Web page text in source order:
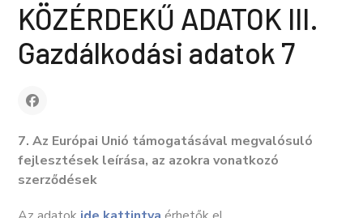
KÖZÉRDEKŰ ADATOK III.
Gazdálkodási adatok 7
7. Az Európai Unió támogatásával megvalósuló
fejlesztések leírása, az azokra vonatkozó
szerződések